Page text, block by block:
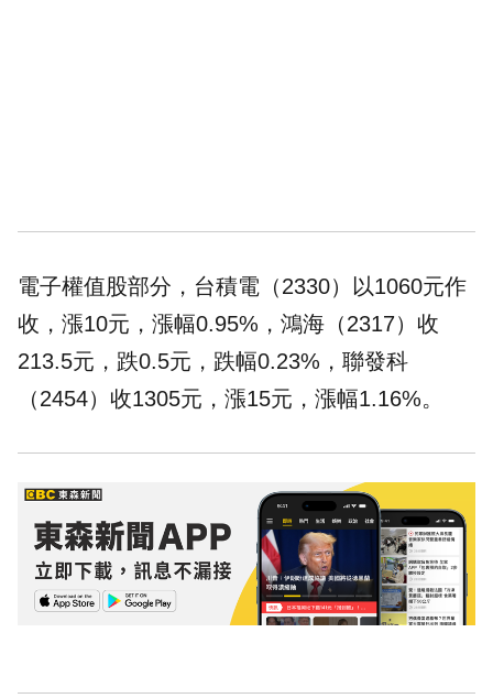
電子權值股部分， 台積電 （2330）以1060元作
收，漲10元，漲幅0.95%，鴻海（2317）收
213.5元，跌0.5元，跌幅0.23%，聯發科
（2454）收1305元，漲15元，漲幅1.16%。